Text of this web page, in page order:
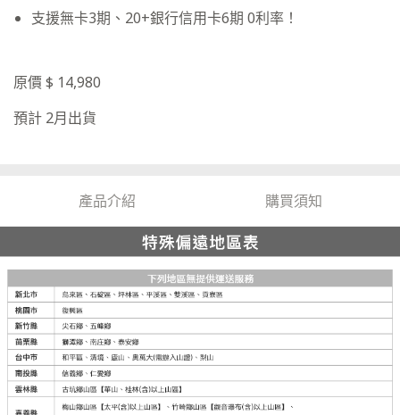
支援無卡3期、20+銀行信用卡6期 0利率！
原價 $ 14,980
預計 2月出貨
產品介紹 購買須知